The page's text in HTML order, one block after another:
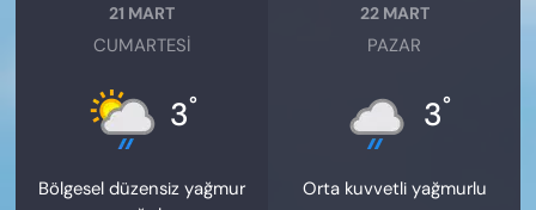
21 MART
CUMARTESI
3°
Bölgesel düzensiz yağmur
22 MART
PAZAR
3°
Orta kuvvetli yağmurlu